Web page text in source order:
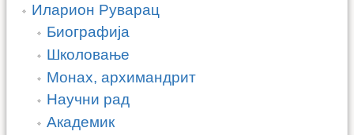
Иларион Руварац
Биографија
Школовање
Монах, архимандрит
Научни рад
Академик